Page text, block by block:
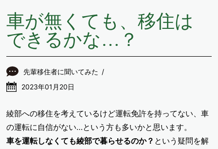
車が無くても、移住は
できるかな…？
先輩移住者に聞いてみた
2023年01月20日
綾部への移住を考えているけど運転免許を持ってない、車
の運転に自信がない…という方も多いかと思います。
車を運転しなくても綾部で暮らせるのか？ という疑問を解